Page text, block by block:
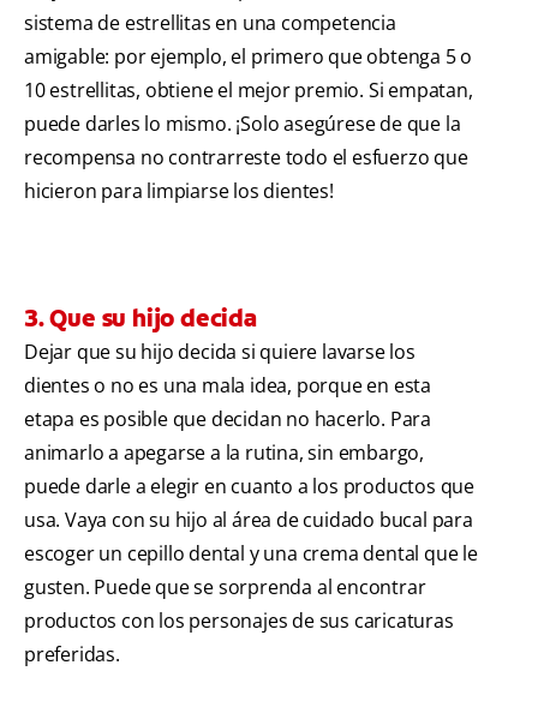
sistema de estrellitas en una competencia
amigable: por ejemplo, el primero que obtenga 5 o
10 estrellitas, obtiene el mejor premio. Si empatan,
puede darles lo mismo. ¡Solo asegúrese de que la
recompensa no contrarreste todo el esfuerzo que
hicieron para limpiarse los dientes!
3. Que su hijo decida
Dejar que su hijo decida si quiere lavarse los
dientes o no es una mala idea, porque en esta
etapa es posible que decidan no hacerlo. Para
animarlo a apegarse a la rutina, sin embargo,
puede darle a elegir en cuanto a los productos que
usa. Vaya con su hijo al área de cuidado bucal para
escoger un cepillo dental y una crema dental que le
gusten. Puede que se sorprenda al encontrar
productos con los personajes de sus caricaturas
preferidas.